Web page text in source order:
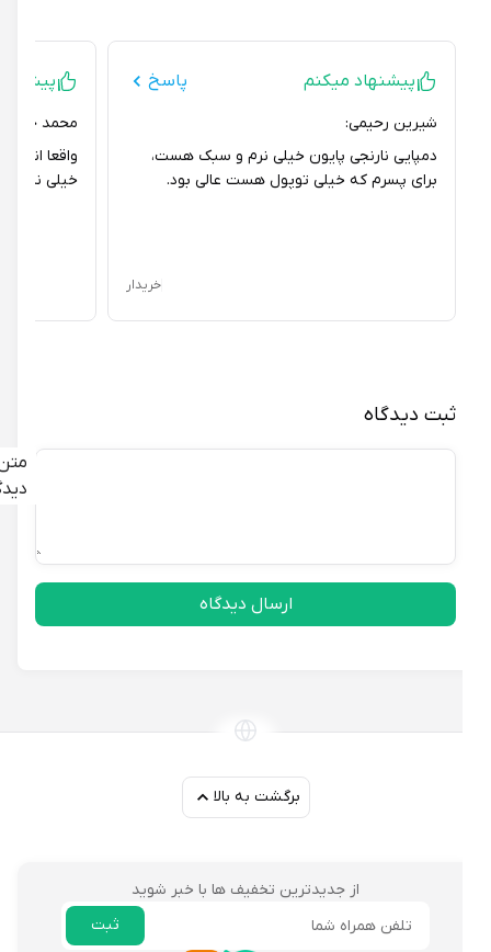
ثبت دیدگاه
متن
دیدگاه
ارسال دیدگاه
پیشنهاد میکنم پاسخ
شیرین رحیمی:
دمپایی نارنجی پایون خیلی نرم و سبک هست،
برای پسرم که خیلی توپول هست عالی بود.
خریدار
پیشنهاد
محمد حسین ج:
واقعا انتظار
خیلی نازکه و
برگشت به بالا
از جدیدترین تخفیف ها با خبر شوید